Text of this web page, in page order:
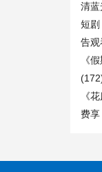
清蓝
短剧
告观
《
《
费享